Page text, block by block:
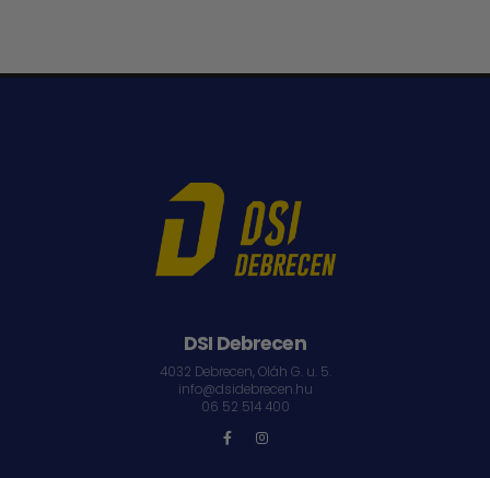
DSI Debrecen
4032 Debrecen, Oláh G. u. 5.
info@dsidebrecen.hu
06 52 514 400